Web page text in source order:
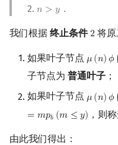
𝑛 > 𝑦
n >y ．
我们根据 终止条件2
2 将原
如果叶子节点 𝜇(𝑛)𝜙
μ (n)ϕ(x n
子节点为 普通叶子 ；
如果叶子节点 𝜇(𝑛)𝜙
μ (n)ϕ(x n
= 𝑚𝑝𝑏 (𝑚 ≤ 𝑦) ，则
由此我们得出：